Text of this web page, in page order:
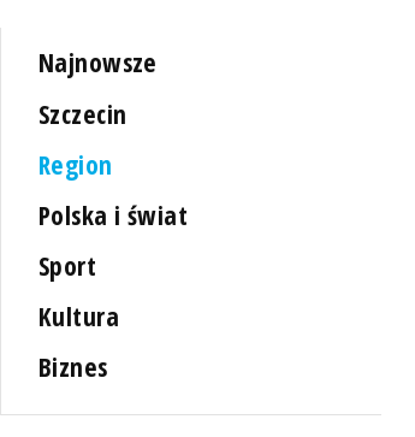
Najnowsze
Szczecin
Region
Polska i świat
Sport
Kultura
Biznes